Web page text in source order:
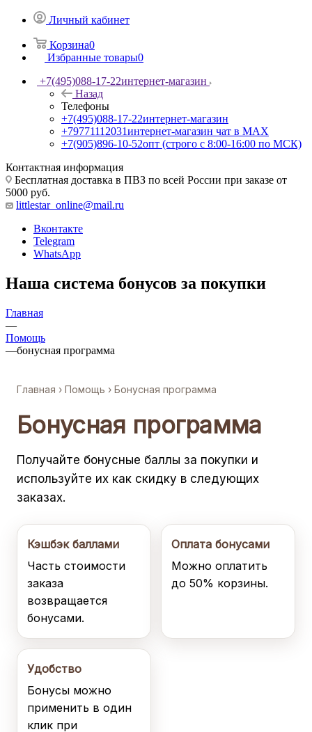
Личный кабинет
Корзина0
Избранные товары0
+7(495)088-17-22интернет-магазин
Назад
Телефоны
+7(495)088-17-22интернет-магазин
+79771112031интернет-магазин чат в MAX
+7(905)896-10-52опт (строго с 8:00-16:00 по МСК)
Контактная информация
Бесплатная доставка в ПВЗ по всей России при заказе от
5000 руб.
littlestar_online@mail.ru
Вконтакте
Telegram
WhatsApp
Наша система бонусов за покупки
Главная
—
Помощь
—бонусная программа
Главная › Помощь › Бонусная программа
Бонусная программа
Получайте бонусные баллы за покупки и
используйте их как скидку в следующих
заказах.
Кэшбэк баллами
Часть стоимости
заказа
возвращается
бонусами.
Оплата бонусами
Можно оплатить
до 50% корзины.
Удобство
Бонусы можно
применить в один
клик при